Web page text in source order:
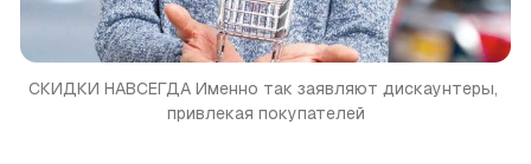
СКИДКИ НАВСЕГДА Именно так заявляют дискаунтеры,
привлекая покупателей